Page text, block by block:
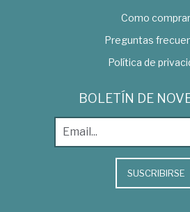
Como comprar
Preguntas
Política de
BOLETÍN DE
SUSCRIBIRSE